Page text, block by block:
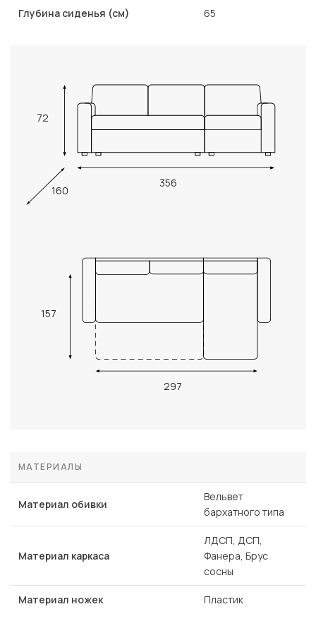
Глубина сиденья (см) 65
72
356
160
157
297
МАТЕРИАЛЫ
Материал обивки
Вельвет
бархатного типа
Материал каркаса
ЛДСП, ДСП,
Фанера, Брус
сосны
Материал ножек Пластик